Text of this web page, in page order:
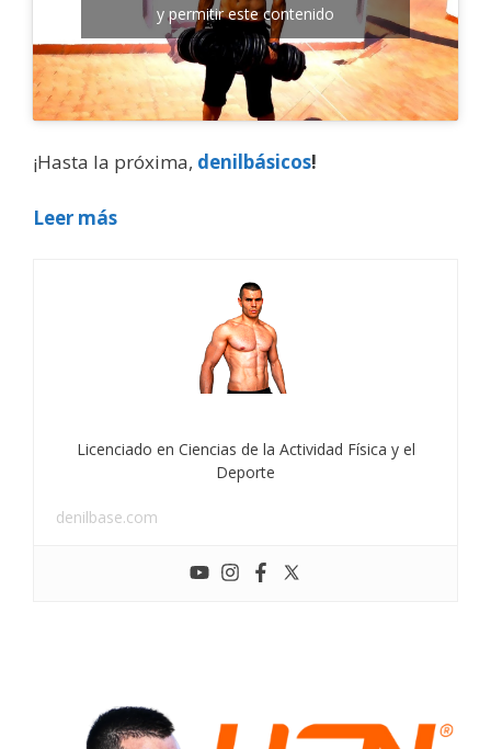
y permitir este contenido
¡Hasta la próxima, denilbásicos!
Leer más
Licenciado en Ciencias de la Actividad Física y el
Deporte
denilbase.com